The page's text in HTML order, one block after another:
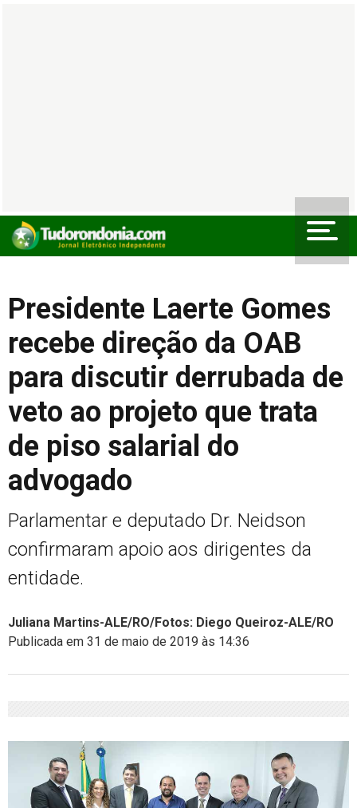
Presidente Laerte Gomes
recebe direção da OAB
para discutir derrubada de
veto ao projeto que trata
de piso salarial do
advogado
Parlamentar e deputado Dr. Neidson
confirmaram apoio aos dirigentes da
entidade.
Juliana Martins-ALE/RO/Fotos: Diego Queiroz-ALE/RO
Publicada em 31 de maio de 2019 às 14:36